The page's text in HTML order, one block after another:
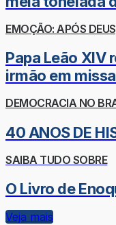
EMOÇÃO: APÓS
Papa Leão XIV
irmão em
DEMOCRACIA NO
40 ANOS DE
SAIBA TUDO SOBRE
O Livro de
Veja mais